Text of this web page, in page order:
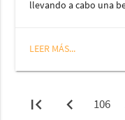
llevando a cabo una
LEER MÁS...
first_page chevron_left 106